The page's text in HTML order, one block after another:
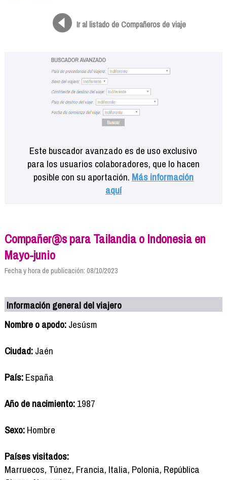
Ir al listado de Compañeros de viaje
Este buscador avanzado es de uso exclusivo
para los usuarios colaboradores, que lo hacen
posible con su aportación. Más información
aquí
Compañer@s para Tailandia o Indonesia en
Mayo-junio
Fecha y hora de publicación: 08/10/2023
Información general del viajero
Nombre o apodo:Jesúsm
Ciudad:Jaén
País:España
Año de nacimiento:1987
Sexo:Hombre
Países visitados:
Marruecos, Túnez, Francia, Italia, Polonia, República